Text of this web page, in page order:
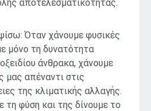
αποτελεσματικότητας.
Όταν χάνουμε φυσικές
μόνο τη δυνατότητα
άνθρακα, χάνουμε
μας απέναντι στις
της κλιματικής αλλαγής.
φύση και της δίνουμε το